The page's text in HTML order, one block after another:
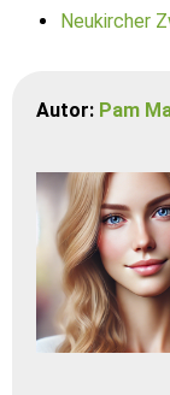
Neukircher
Autor: Pam